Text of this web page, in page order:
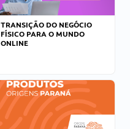
TRANSIÇÃO DO NEGÓCIO
FÍSICO PARA O MUNDO
ONLINE